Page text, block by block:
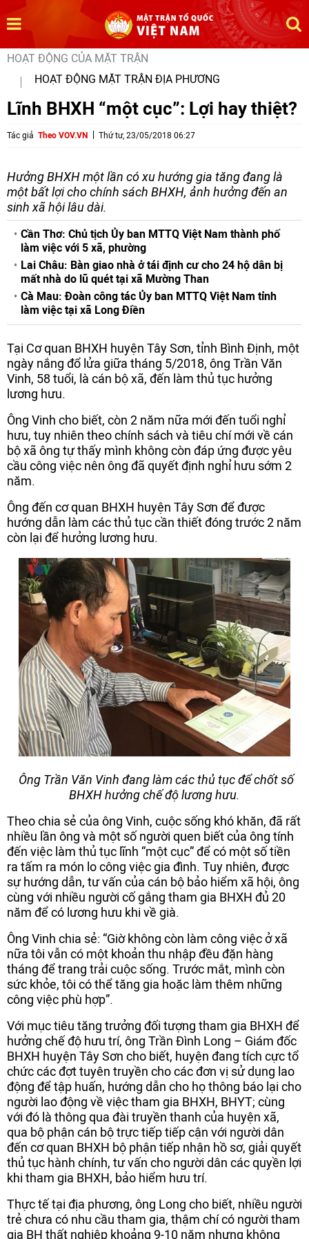
HOẠT ĐỘNG CỦA MẶT TRẬN
HOẠT ĐỘNG MẶT TRẬN ĐỊA PHƯƠNG
Lĩnh BHXH “một cục”: Lợi hay thiệt?
Tác giả Theo VOV.VN Thứ tư, 23/05/2018 06:27
Hưởng BHXH một lần có xu hướng gia tăng đang là
một bất lợi cho chính sách BHXH, ảnh hưởng đến an
sinh xã hội lâu dài.
Cần Thơ: Chủ tịch Ủy ban MTTQ Việt Nam thành phố
làm việc với 5 xã, phường
Lai Châu: Bàn giao nhà ở tái định cư cho 24 hộ dân bị
mất nhà do lũ quét tại xã Mường Than
Cà Mau: Đoàn công tác Ủy ban MTTQ Việt Nam tỉnh
làm việc tại xã Long Điền
Tại Cơ quan BHXH huyện Tây Sơn, tỉnh Bình Định, một
ngày nắng đổ lửa giữa tháng 5/2018, ông Trần Văn
Vinh, 58 tuổi, là cán bộ xã, đến làm thủ tục hưởng
lương hưu.
Ông Vinh cho biết, còn 2 năm nữa mới đến tuổi nghỉ
hưu, tuy nhiên theo chính sách và tiêu chí mới về cán
bộ xã ông tự thấy mình không còn đáp ứng được yêu
cầu công việc nên ông đã quyết định nghỉ hưu sớm 2
năm.
Ông đến cơ quan BHXH huyện Tây Sơn để được
hướng dẫn làm các thủ tục cần thiết đóng trước 2 năm
còn lại để hưởng lương hưu.
Ông Trần Văn Vinh đang làm các thủ tục để chốt số
BHXH hưởng chế độ lương hưu.
Theo chia sẻ của ông Vinh, cuộc sống khó khăn, đã rất
nhiều lần ông và một số người quen biết của ông tính
đến việc làm thủ tục lĩnh “một cục” để có một số tiền
ra tấm ra món lo công việc gia đình. Tuy nhiên, được
sự hướng dẫn, tư vấn của cán bộ bảo hiểm xã hội, ông
cùng với nhiều người cố gắng tham gia BHXH đủ 20
năm để có lương hưu khi về già.
Ông Vinh chia sẻ: “Giờ không còn làm công việc ở xã
nữa tôi vẫn có một khoản thu nhập đều đặn hàng
tháng để trang trải cuộc sống. Trước mắt, mình còn
sức khỏe, tôi có thể tăng gia hoặc làm thêm những
công việc phù hợp”.
Với mục tiêu tăng trưởng đối tượng tham gia BHXH để
hưởng chế độ hưu trí, ông Trần Đình Long – Giám đốc
BHXH huyện Tây Sơn cho biết, huyện đang tích cực tổ
chức các đợt tuyên truyền cho các đơn vị sử dụng lao
động để tập huấn, hướng dẫn cho họ thông báo lại cho
người lao động về việc tham gia BHXH, BHYT; cùng
với đó là thông qua đài truyền thanh của huyện xã,
qua bộ phận cán bộ trực tiếp tiếp cận với người dân
đến cơ quan BHXH bộ phận tiếp nhận hồ sơ, giải quyết
thủ tục hành chính, tư vấn cho người dân các quyền lợi
khi tham gia BHXH, bảo hiểm hưu trí.
Thực tế tại địa phương, ông Long cho biết, nhiều người
trẻ chưa có nhu cầu tham gia, thậm chí có người tham
gia BH thất nghiệp khoảng 9-10 năm nhưng không